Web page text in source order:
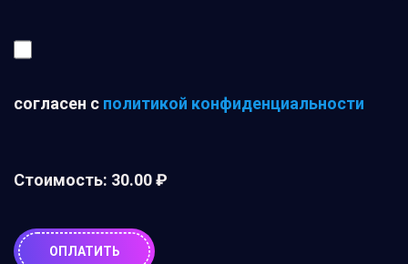
согласен с политикой конфиденциальности
Стоимость: 30.00 ₽
ОПЛАТИТЬ